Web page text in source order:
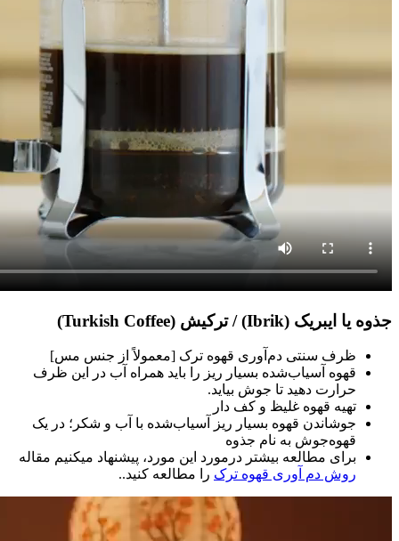
جذوه یا ایبریک (Ibrik) / ترکیش (Turkish Coffee)
ظرف سنتی دم‌آوری قهوه ترک [معمولاً از جنس مس]
قهوه آسیاب‌شده بسیار ریز را باید همراه آب در این ظرف
حرارت دهید تا جوش بیاید.
تهیه قهوه غلیظ و کف دار
جوشاندن قهوه بسیار ریز آسیاب‌شده با آب و شکر؛ در یک
قهوه‌جوش به نام جذوه
برای مطالعه بیشتر درمورد این مورد، پیشنهاد میکنیم مقاله
روش دم آوری قهوه ترک را مطالعه کنید..